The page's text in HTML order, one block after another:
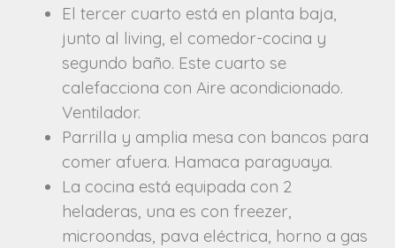
El tercer cuarto está en planta baja,
junto al living, el comedor-cocina y
segundo baño. Este cuarto se
calefacciona con Aire acondicionado.
Ventilador.
Parrilla y amplia mesa con bancos para
comer afuera. Hamaca paraguaya.
La cocina está equipada con 2
heladeras, una es con freezer,
microondas, pava eléctrica, horno a gas